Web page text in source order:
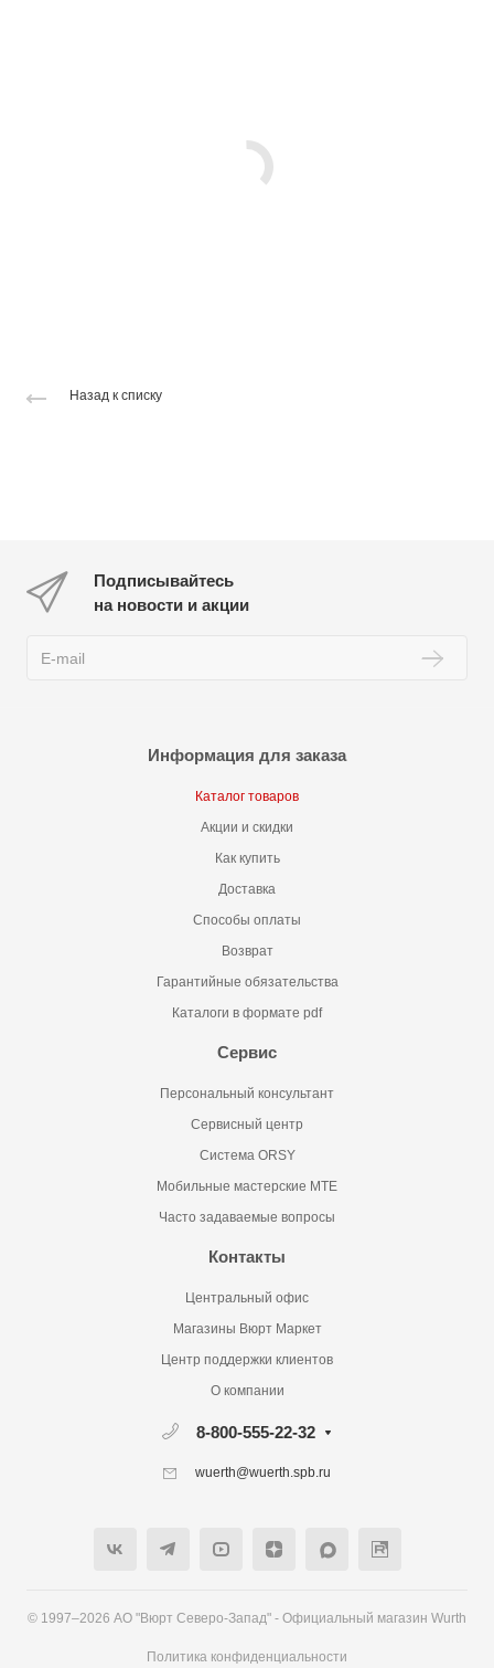
Назад к списку
Подписывайтесь
на новости и акции
Информация для заказа
Каталог товаров
Акции и скидки
Как купить
Доставка
Способы оплаты
Возврат
Гарантийные обязательства
Каталоги в формате pdf
Сервис
Персональный консультант
Сервисный центр
Система ORSY
Мобильные мастерские MTE
Часто задаваемые вопросы
Контакты
Центральный офис
Магазины Вюрт Маркет
Центр поддержки клиентов
О компании
8-800-555-22-32
wuerth@wuerth.spb.ru
© 1997–2026 АО "Вюрт Северо-Запад" - Официальный магазин Wurth
Политика конфиденциальности